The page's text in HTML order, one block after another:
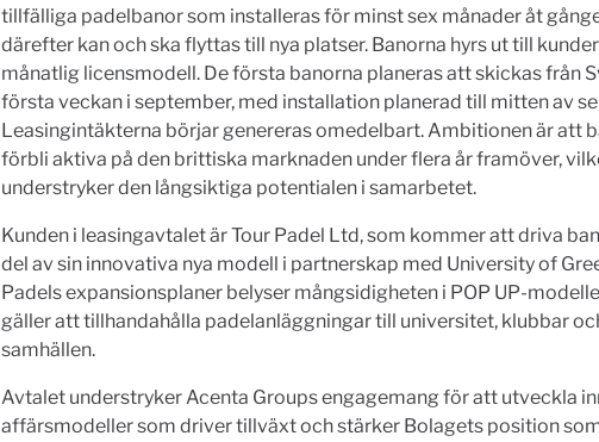
tillfälliga padelbanor som installeras för minst sex månader åt
därefter kan och ska flyttas till nya platser. Banorna hyrs ut till
månatlig licensmodell. De första banorna planeras att skickas från
första veckan i september, med installation planerad till mitten av
Leasingintäkterna börjar genereras omedelbart. Ambitionen är att
förbli aktiva på den brittiska marknaden under flera år framöver,
understryker den långsiktiga potentialen i samarbetet.
Kunden i leasingavtalet är Tour Padel Ltd, som kommer att driva
del av sin innovativa nya modell i partnerskap med University of
Padels expansionsplaner belyser mångsidigheten i POP UP-
gäller att tillhandahålla padelanläggningar till universitet, klubbar
samhällen.
Avtalet understryker Acenta Groups engagemang för att utveckla
affärsmodeller som driver tillväxt och stärker Bolagets position